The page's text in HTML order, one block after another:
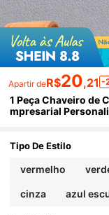
Apartir deR$20,21 -
1 Peça Chaveiro de
mpresarial
s Namorados,
de 2026, Presente
Tipo De Estilo
vermelho
cinza azul